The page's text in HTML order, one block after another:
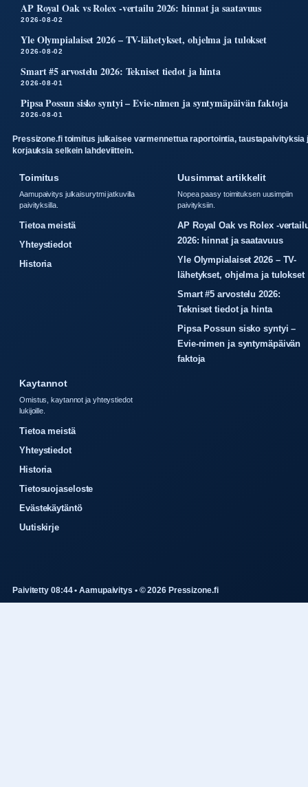
AP Royal Oak vs Rolex -vertailu 2026: hinnat ja saatavuus
2026-08-02
Yle Olympialaiset 2026 – TV-lähetykset, ohjelma ja tulokset
2026-08-02
Smart #5 arvostelu 2026: Tekniset tiedot ja hinta
2026-08-01
Pipsa Possun sisko syntyi – Evie-nimen ja syntymäpäivän faktoja
2026-08-01
Pressizone.fi toimitus julkaisee varmennettua raportointia, taustapaivityksia
korjauksia selkein lahdeviittein.
Toimitus
Aamupaivitys julkaisurytmi jatkuvilla
paivityksilla.
Tietoa meistä
Yhteystiedot
Historia
Uusimmat artikkelit
Nopea paasy toimituksen uusimpiin
paivityksiin.
AP Royal Oak vs Rolex -
2026: hinnat ja saatavuus
Yle Olympialaiset 2026 – TV-
lähetykset, ohjelma ja tulokset
Smart #5 arvostelu 2026:
Tekniset tiedot ja hinta
Pipsa Possun sisko syntyi –
Evie-nimen ja syntymäpäivän
faktoja
Kaytannot
Omistus, kaytannot ja yhteystiedot
lukijoille.
Tietoa meistä
Yhteystiedot
Historia
Tietosuojaseloste
Evästekäytäntö
Uutiskirje
Paivitetty 08:44 • Aamupaivitys • © 2026 Pressizone.fi